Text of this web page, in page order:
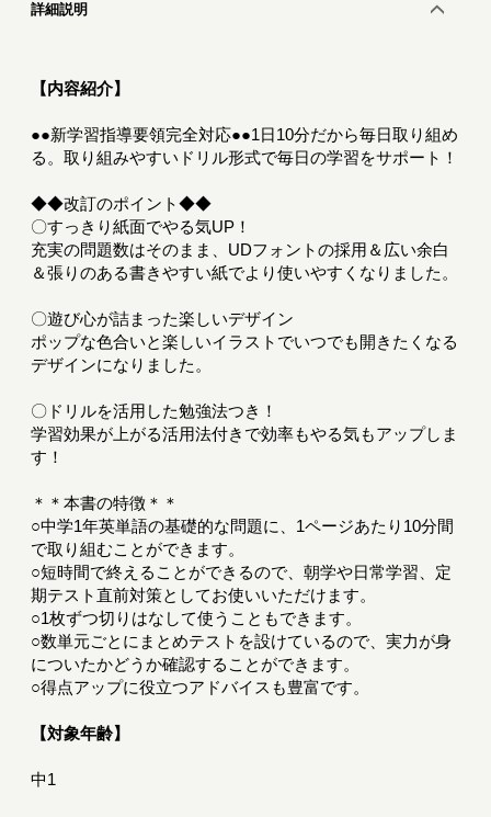
詳細説明
【内容紹介】
●●新学習指導要領完全対応●●1日10分だから毎日取り組め
る。取り組みやすいドリル形式で毎日の学習をサポート！
◆◆改訂のポイント◆◆
〇すっきり紙面でやる気UP！
充実の問題数はそのまま、UDフォントの採用＆広い余白
＆張りのある書きやすい紙でより使いやすくなりました。
〇遊び心が詰まった楽しいデザイン
ポップな色合いと楽しいイラストでいつでも開きたくなる
デザインになりました。
〇ドリルを活用した勉強法つき！
学習効果が上がる活用法付きで効率もやる気もアップしま
す！
＊＊本書の特徴＊＊
○中学1年英単語の基礎的な問題に、1ページあたり10分間
で取り組むことができます。
○短時間で終えることができるので、朝学や日常学習、定
期テスト直前対策としてお使いいただけます。
○1枚ずつ切りはなして使うこともできます。
○数単元ごとにまとめテストを設けているので、実力が身
についたかどうか確認することができます。
○得点アップに役立つアドバイスも豊富です。
【対象年齢】
中1